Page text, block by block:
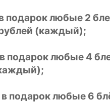
подарок любые 2
(каждый);
подарок любые 4
подарок любые 6